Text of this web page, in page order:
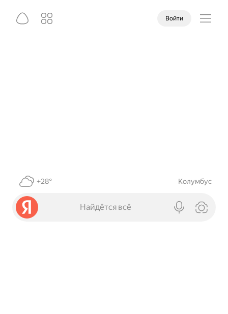
Войти
+28° Колумбус
Найдётся всё